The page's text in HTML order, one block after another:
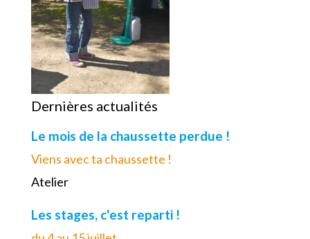
Dernières actualités
Le mois de la chaussette perdue !
Viens avec ta chaussette !
Atelier
Les stages, c'est reparti !